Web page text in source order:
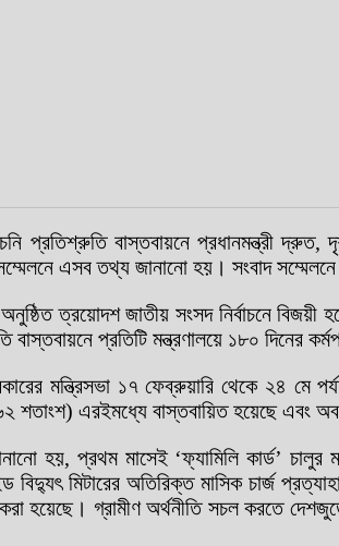
প্রতিশ্রুতি বাস্তবায়নে প্রধানমন্ত্রী
এসব তথ্য জানানো হয়। সংবাদ সম্মেলনে
ত্রয়োদশ জাতীয় সংসদ নির্বাচনে বিজয়ী
বাস্তবায়নে প্রতিটি মন্ত্রণালয়ে ১৮০ দিনের
মন্ত্রিসভা ১৭ ফেব্রুয়ারি থেকে ২৪
শতাংশ) এরইমধ্যে বাস্তবায়িত হয়েছে এবং
হয়, প্রথম মাসেই ‘ফ্যামিলি কার্ড’ চালুর
মিটারের অতিরিক্ত মাসিক চার্জ
গ্রামীণ অর্থনীতি সচল করতে